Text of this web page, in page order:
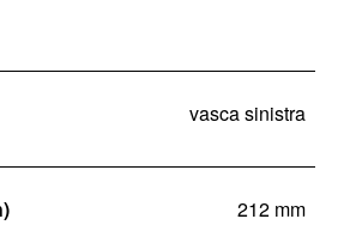
vasca sinistra
212 mm